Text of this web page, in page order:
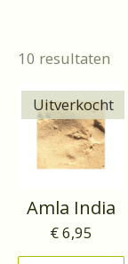
10 resultaten
Uitverkocht
Amla India
€ 6,95